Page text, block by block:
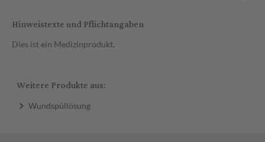
Hinweistexte und Pflichtangaben
Dies ist ein Medizinprodukt.
Weitere Produkte aus:
Wundspüllösung